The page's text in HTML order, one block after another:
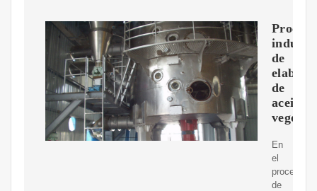
Proceso
de
de
aceite
vegetal
En
el
proceso
de